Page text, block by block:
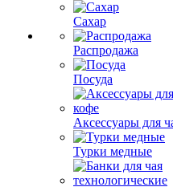
Сахар
Распродажа
Посуда
Аксессуары для
Турки медные